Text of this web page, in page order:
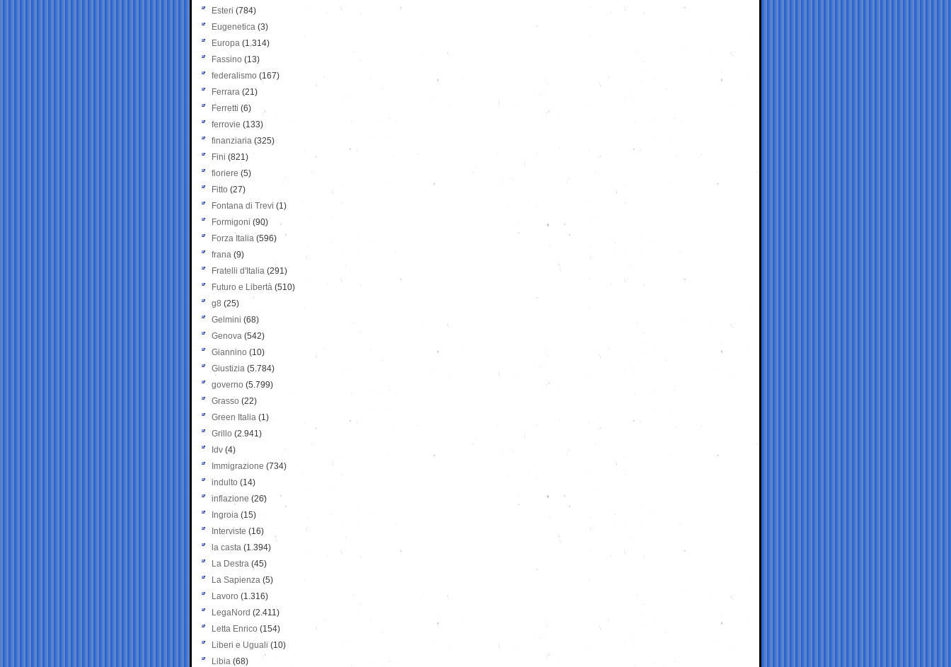
Esteri (784)
Eugenetica (3)
Europa (1.314)
Fassino (13)
federalismo (167)
Ferrara (21)
Ferretti (6)
ferrovie (133)
finanziaria (325)
Fini (821)
fioriere (5)
Fitto (27)
Fontana di Trevi (1)
Formigoni (90)
Forza Italia (596)
frana (9)
Fratelli d'Italia (291)
Futuro e Libertà (510)
g8 (25)
Gelmini (68)
Genova (542)
Giannino (10)
Giustizia (5.784)
governo (5.799)
Grasso (22)
Green Italia (1)
Grillo (2.941)
Idv (4)
Immigrazione (734)
indulto (14)
inflazione (26)
Ingroia (15)
Interviste (16)
la casta (1.394)
La Destra (45)
La Sapienza (5)
Lavoro (1.316)
LegaNord (2.411)
Letta Enrico (154)
Liberi e Uguali (10)
Libia (68)